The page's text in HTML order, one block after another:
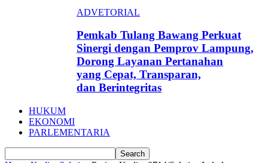
ADVETORIAL
Pemkab Tulang Bawang Perkuat
Sinergi dengan Pemprov Lampung,
Dorong Layanan Pertanahan
yang Cepat, Transparan,
dan Berintegritas
HUKUM
EKONOMI
PARLEMENTARIA